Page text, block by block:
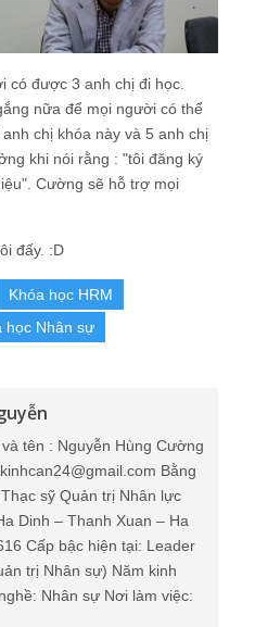
có được 3 anh chị đi học.
nữa để mọi người có thể
chị khóa này và 5 anh chị
khi nói rằng : "tôi đăng ký
Cường sẽ hỗ trợ mọi
đấy. :D
Khóa học HRM
học Nhân sự
tên : Nguyễn Hùng Cường
Bằng
sỹ Quản trị Nhân lực
Dinh – Thanh Xuan – Ha
Cấp bậc hiện tại: Leader
trị Nhân sự) Năm kinh
Nhân sự Nơi làm việc: